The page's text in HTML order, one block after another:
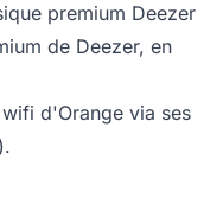
premium Deezer
de Deezer, en
d'Orange via ses